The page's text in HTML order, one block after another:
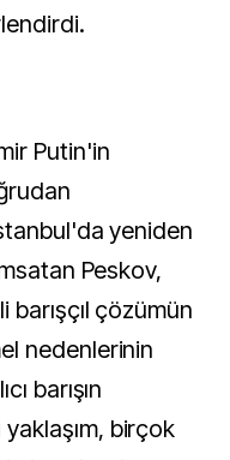
Putin'in
yeniden
Peskov,
çözümün
nedenlerinin
barışın
yaklaşım, birçok